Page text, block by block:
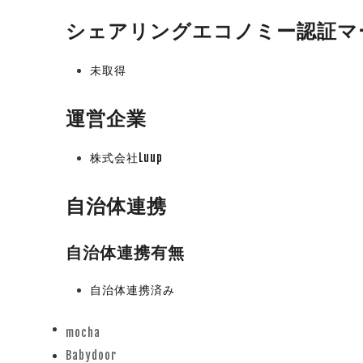
シェアリングエコノミー認証マ
未取得
運営企業
株式会社Luup
自治体連携
自治体連携有無
自治体連携済み
mocha
Babydoor